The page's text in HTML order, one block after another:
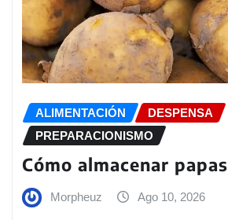
ALIMENTACIÓN
DESPENSA
PREPARACIONISMO
Cómo almacenar papas
Morpheuz Ago 10, 2026